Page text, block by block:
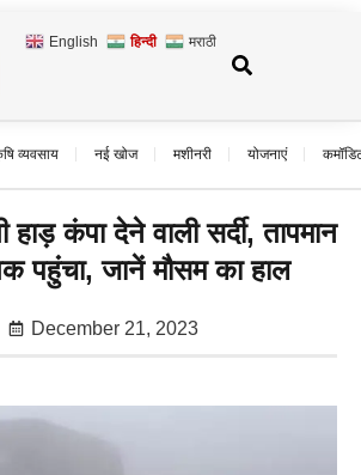
English हिन्दी मराठी
व्यवसाय नई खोज मशीनरी योजनाएं
कंपा देने वाली सर्दी, तापमान
पहुंचा, जानें मौसम का हाल
December 21, 2023